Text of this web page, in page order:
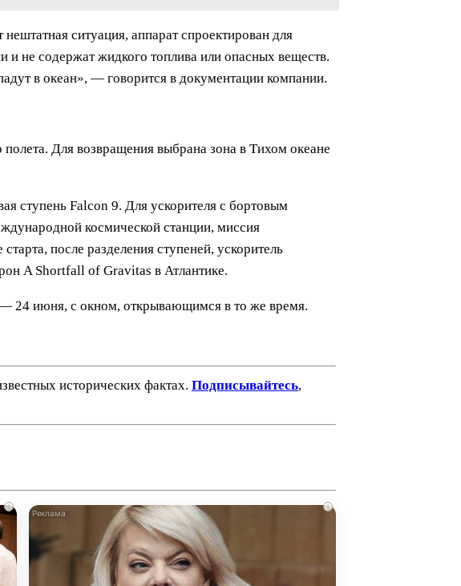
ситуация, аппарат спроектирован для
и не содержат жидкого топлива или опасных веществ.
в океан», — говорится в документации компании.
полета. Для возвращения выбрана зона в Тихом океане
ступень Falcon 9. Для ускорителя с бортовым
космической станции, миссия
после разделения ступеней, ускоритель
A Shortfall of Gravitas в Атлантике.
— 24 июня, с окном, открывающимся в то же время.
исторических фактах. Подписывайтесь,
i i